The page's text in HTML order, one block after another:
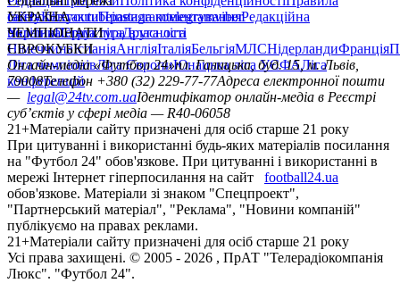
сайтуКонтактиПравила коментуванняРедакційна
політикаСтруктура власності
facebookxyoutubeinstagramtelegramviber
УКРАЇНА
УкраїнаПерша лігаДруга ліга
ЧЕМПІОНАТИ
НімеччинаІспаніяАнгліяІталіяБельгіяМЛСНідерландиФранція
ЄВРОКУБКИ
Ліга чемпіонівЛіга ЄвропиЮнацька ліга УЄФАЛіга
конференцій
Онлайн-медіа «Футбол 24»пл. Галицька, буд. 15, м. Львів,
79008Телефон +380 (32) 229-77-77Адреса електронної пошти
— legal@24tv.com.uaІдентифікатор онлайн-медіа в Реєстрі
суб’єктів у сфері медіа — R40-06058
21+Матеріали сайту призначені для осіб старше 21 року
При цитуванні і використанні будь-яких матеріалів посилання
на "Футбол 24" обов'язкове. При цитуванні і використанні в
мережі Інтернет гіперпосилання на сайт
football24.ua
обов'язкове. Матеріали зі знаком "Спецпроект",
"Партнерський матеріал", "Реклама", "Новини компаній"
публікуємо на правах реклами.
21+Матеріали сайту призначені для осіб старше 21 року
Усi права захищенi. © 2005 - 2026 , ПрАТ "Телерадіокомпанія
Люкс". "Футбол 24".